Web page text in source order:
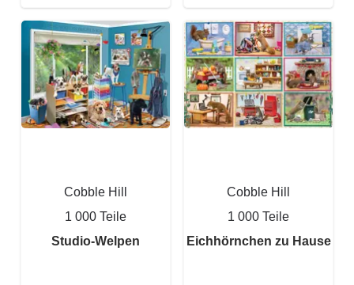
Cobble Hill
1 000 Teile
Studio-Welpen
Cobble Hill
1 000 Teile
Eichhörnchen zu Hause